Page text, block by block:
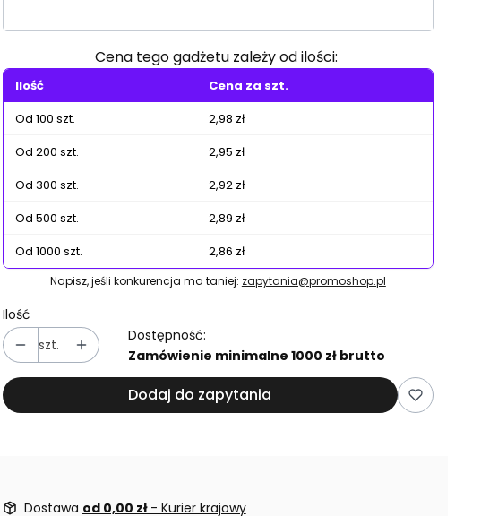
Cena tego gadżetu zależy od ilości:
Ilość
Cena za szt.
Od 100 szt.
2,98 zł
Od 200 szt.
2,95 zł
Od 300 szt.
2,92 zł
Od 500 szt.
2,89 zł
Od 1000 szt.
2,86 zł
Napisz, jeśli konkurencja ma taniej: zapytania@promoshop.pl
Ilość
szt.
Dostępność:
Zamówienie minimalne 1000 zł brutto
Dodaj do zapytania
Dostawa od 0,00 zł - Kurier krajowy